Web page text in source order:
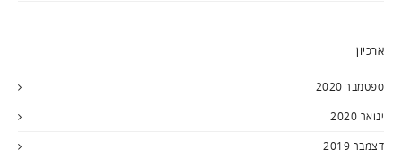
ארכיון
ספטמבר 2020
ינואר 2020
דצמבר 2019